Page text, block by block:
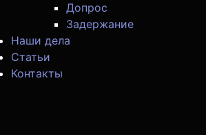
Допрос
Задержание
Наши дела
Статьи
Контакты